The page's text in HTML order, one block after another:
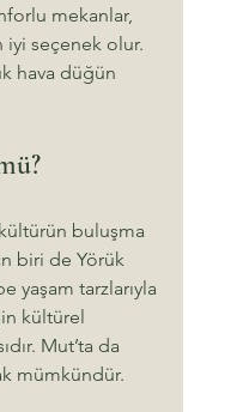
mekanlar,
iyi seçenek olur.
hava düğün
buluşma
biri de Yörük
yaşam tarzlarıyla
kültürel
Mut’ta da
mümkündür.